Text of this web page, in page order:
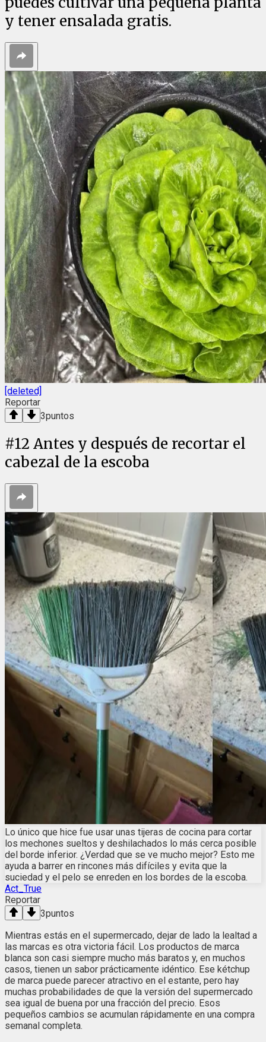
y tener ensalada gratis.
[deleted]
Reportar
3puntos
#12 Antes y después de recortar el
cabezal de la escoba
Lo único que hice fue usar unas tijeras de cocina para cortar
los mechones sueltos y deshilachados lo más cerca posible
del borde inferior. ¿Verdad que se ve mucho mejor? Esto me
ayuda a barrer en rincones más difíciles y evita que la
suciedad y el pelo se enreden en los bordes de la escoba.
Act_True
Reportar
3puntos
Mientras estás en el supermercado, dejar de lado la lealtad a
las marcas es otra victoria fácil. Los productos de marca
blanca son casi siempre mucho más baratos y, en muchos
casos, tienen un sabor prácticamente idéntico. Ese kétchup
de marca puede parecer atractivo en el estante, pero hay
muchas probabilidades de que la versión del supermercado
sea igual de buena por una fracción del precio. Esos
pequeños cambios se acumulan rápidamente en una compra
semanal completa.